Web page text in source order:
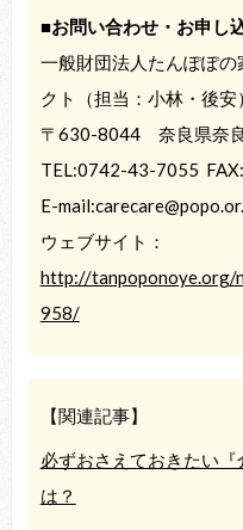
■お問い合わせ・お申し
一般財団法人たんぽぽ
クト（担当：小林・後安）
〒630-8044 奈良県奈
TEL:0742-43-7055
E-
ウェブサイト：
http://
958/
【関連記事】
必ずおさえておきたい
は？